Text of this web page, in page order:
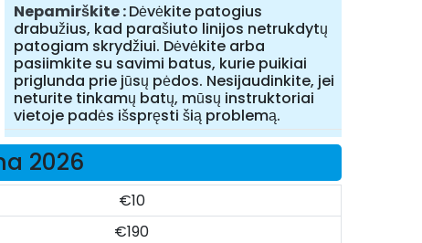
Nepamirškite Dėvėkite patogius
drabužius, kad parašiuto linijos netrukdytų
patogiam skrydžiui. Dėvėkite arba
pasiimkite su savimi batus, kurie puikiai
priglunda prie jūsų pėdos. Nesijaudinkite, jei
neturite tinkamų batų, mūsų instruktoriai
vietoje padės išspręsti šią problemą.
2026
€10
€190